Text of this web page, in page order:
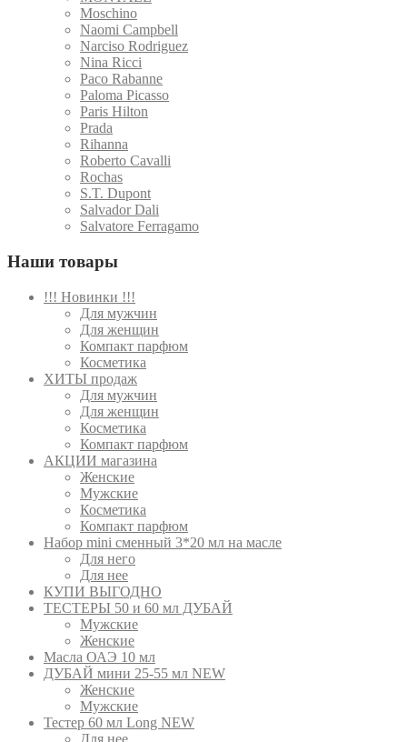
Moschino
Naomi Campbell
Narciso Rodriguez
Nina Ricci
Paco Rabanne
Paloma Picasso
Paris Hilton
Prada
Rihanna
Roberto Cavalli
Rochas
S.T. Dupont
Salvador Dali
Salvatore Ferragamo
Наши товары
!!! Новинки !!!
Для мужчин
Для женщин
Компакт парфюм
Косметика
ХИТЫ продаж
Для мужчин
Для женщин
Косметика
Компакт парфюм
АКЦИИ магазина
Женские
Мужские
Косметика
Компакт парфюм
Набор mini сменный 3*20 мл на масле
Для него
Для нее
КУПИ ВЫГОДНО
ТЕСТЕРЫ 50 и 60 мл ДУБАЙ
Мужские
Женские
Масла ОАЭ 10 мл
ДУБАЙ мини 25-55 мл NEW
Женские
Мужские
Тестер 60 мл Long NEW
Для нее